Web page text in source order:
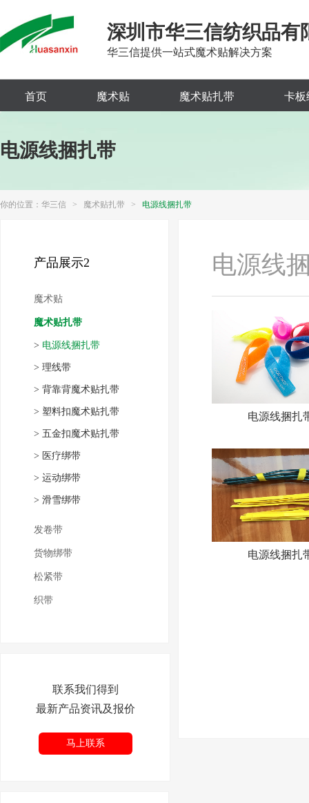
深圳市华三信纺织品有
华三信提供一站式魔术贴解决方案
首页 魔术贴 魔术贴扎带 卡板
电源线捆扎带
你的位置： 华三信 > 魔术贴扎带 > 电源线捆扎带
产品展示2
魔术贴
魔术贴扎带
> 电源线捆扎带
> 理线带
> 背靠背魔术贴扎带
> 塑料扣魔术贴扎带
> 五金扣魔术贴扎带
> 医疗绑带
> 运动绑带
> 滑雪绑带
发卷带
货物绑带
松紧带
织带
联系我们得到
最新产品资讯及报价
马上联系
电源线
电源线捆扎
电源线捆扎